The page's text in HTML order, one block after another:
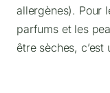
allergènes). Pour
parfums et les
être sèches, c’est